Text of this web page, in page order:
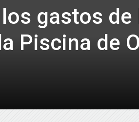
gastos de
Piscina de